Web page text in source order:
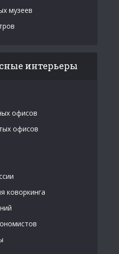
музеев
интерьеры
офисов
офисов
коворкинга